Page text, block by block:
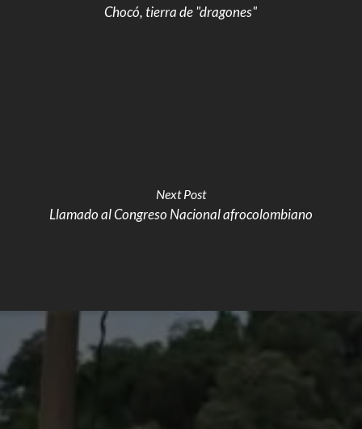
Chocó, tierra de "dragones"
Next Post
Llamado al Congreso Nacional afrocolombiano